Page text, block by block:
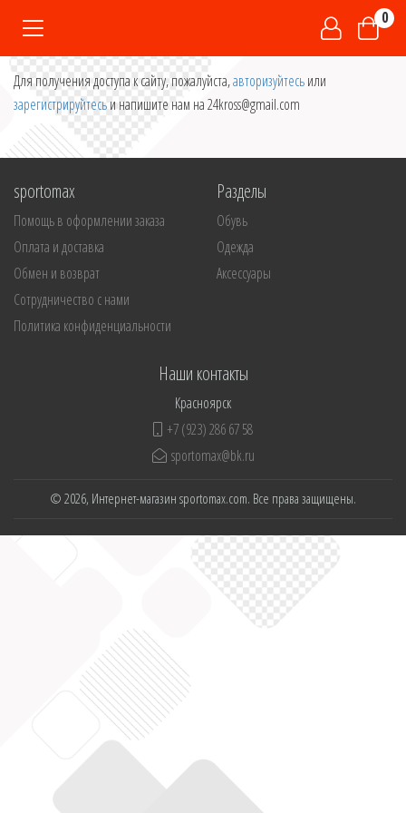
0
Для получения доступа к сайту, пожалуйста,авторизуйтесьили
зарегистрируйтесьи напишите нам на 24kross@gmail.com
sportomax
Помощь в оформлении заказа
Оплата и доставка
Обмен и возврат
Сотрудничество с нами
Политика конфиденциальности
Разделы
Обувь
Одежда
Аксессуары
Наши контакты
Красноярск
+7 (923) 286 67 58
sportomax@bk.ru
© 2026, Интернет-магазин sportomax.com. Все права защищены.